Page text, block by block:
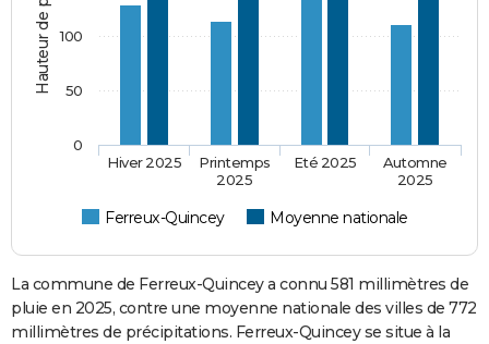
Ferreux-Quincey Moyenne nationale
Hiver 2025
Printemps
2025
Eté 2025
Automne
2025
0
50
100
La commune de Ferreux-Quincey a connu 581 millimètres de
pluie en 2025, contre une moyenne nationale des villes de 772
millimètres de précipitations. Ferreux-Quincey se situe à la